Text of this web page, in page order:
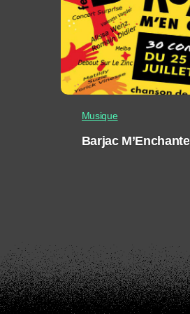
Musique
Barjac M’Enchante